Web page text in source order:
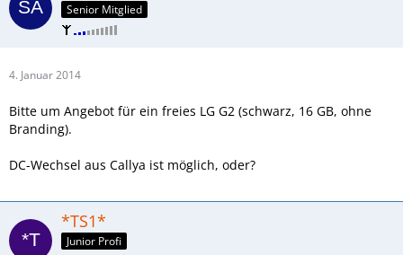
Senior Mitglied
4. Januar 2014
Bitte um Angebot für ein freies LG G2 (schwarz, 16 GB, ohne
Branding).
DC-Wechsel aus Callya ist möglich, oder?
*TS1*
Junior Profi